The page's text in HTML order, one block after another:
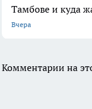
Тамбове и куда
Вчера
Комментарии на